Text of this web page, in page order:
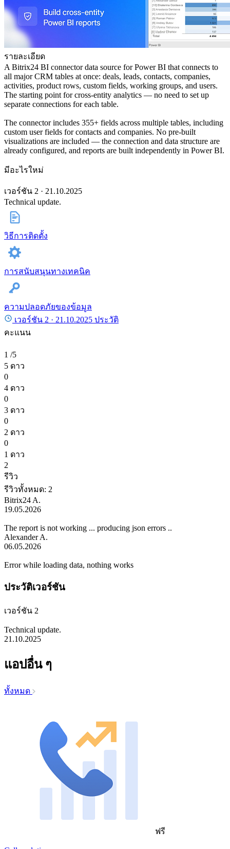
รายละเอียด
A Bitrix24 BI connector data source for Power BI that connects to
all major CRM tables at once: deals, leads, contacts, companies,
activities, product rows, custom fields, working groups, and users.
The starting point for cross-entity analytics — no need to set up
separate connections for each table.
The connector includes 355+ fields across multiple tables, including
custom user fields for contacts and companies. No pre-built
visualizations are included — the connection and data structure are
already configured, and reports are built independently in Power BI.
มีอะไรใหม่
เวอร์ชัน 2 · 21.10.2025
Technical update.
วิธีการติดตั้ง
การสนับสนุนทางเทคนิค
ความปลอดภัยของข้อมูล
เวอร์ชัน 2 · 21.10.2025 ประวัติ
คะแนน
1 /5
5 ดาว
0
4 ดาว
0
3 ดาว
0
2 ดาว
0
1 ดาว
2
รีวิว
รีวิวทั้งหมด: 2
Bitrix24 A.
19.05.2026
The report is not working ... producing json errors ..
Alexander A.
06.05.2026
Error while loading data, nothing works
ประวัติเวอร์ชัน
เวอร์ชัน 2
Technical update.
21.10.2025
แอปอื่น ๆ
ทั้งหมด
ฟรี